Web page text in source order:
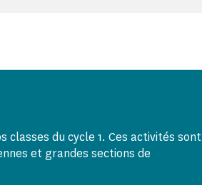
classes du cycle 1. Ces activités sont
et grandes sections de